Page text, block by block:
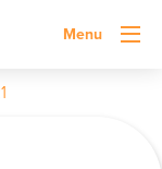
Menu